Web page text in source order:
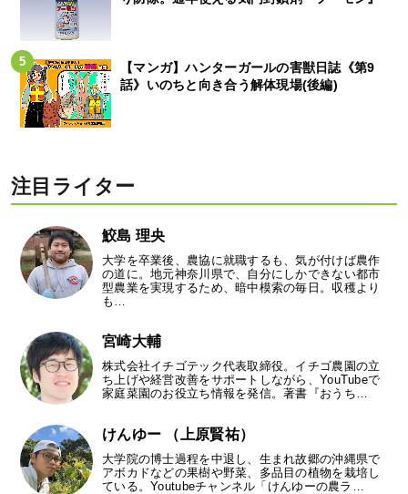
【マンガ】ハンターガールの害獣日誌《第9
話》いのちと向き合う解体現場(後編)
注目ライター
鮫島 理央
大学を卒業後、農協に就職するも、気が付けば農作
の道に。地元神奈川県で、自分にしかできない都市
型農業を実現するため、暗中模索の毎日。収穫より
も…
宮崎大輔
株式会社イチゴテック代表取締役。イチゴ農園の立
ち上げや経営改善をサポートしながら、YouTubeで
家庭菜園のお役立ち情報を発信。著書『おうち…
けんゆー （上原賢祐）
大学院の博士過程を中退し、生まれ故郷の沖縄県で
アボカドなどの果樹や野菜、多品目の植物を栽培し
ている。Youtubeチャンネル「けんゆーの農ラ…